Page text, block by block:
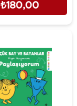
₺180,00